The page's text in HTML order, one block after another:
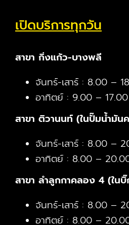
เปิดบริการทุกวัน
สาขา กิ่งแก้ว-บางพลี
จันทร์-เสาร์ : 8.00 –
อาทิตย์ : 9.00 – 17.00
สาขา ติวานนท์ (ในปั๊มน้ำมัน
จันทร์-เสาร์ : 8.00 –
อาทิตย์ : 8.00 –
สาขา ลำลูกกาคลอง 4 (ใน
จันทร์-เสาร์ : 8.00 –
อาทิตย์ : 8.00 –